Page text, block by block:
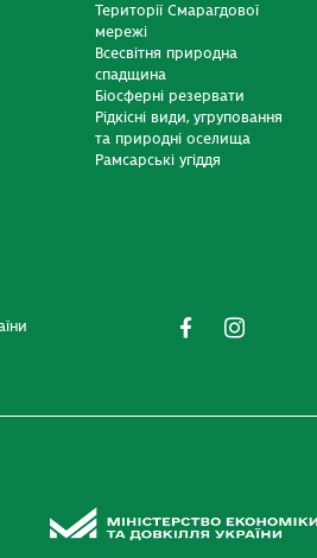
Території Смарагдової
мережі
Всесвітня природна
спадщина
Біосферні резервати
Рідкісні види, угруповання
та природні оселища
Рамсарські угіддя